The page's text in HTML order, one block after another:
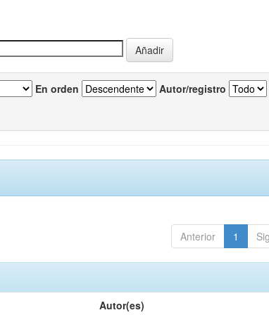
En orden Autor/registro
Anterior 1
Autor(es)